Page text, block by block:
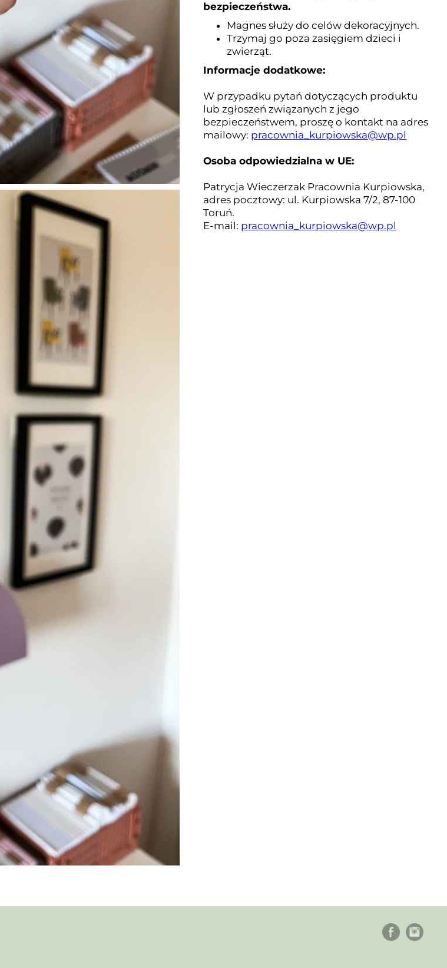
bezpieczeństwa.
Magnes służy do celów dekoracyjnych.
Trzymaj go poza zasięgiem dzieci i
zwierząt.
Informacje dodatkowe:
W przypadku pytań dotyczących produktu
lub zgłoszeń związanych z jego
bezpieczeństwem, proszę o kontakt na adres
mailowy: pracownia_kurpiowska@wp.pl
Osoba odpowiedzialna w UE:
Patrycja Wieczerzak Pracownia Kurpiowska,
adres pocztowy: ul. Kurpiowska 7/2, 87-100
Toruń.
E-mail: pracownia_kurpiowska@wp.pl